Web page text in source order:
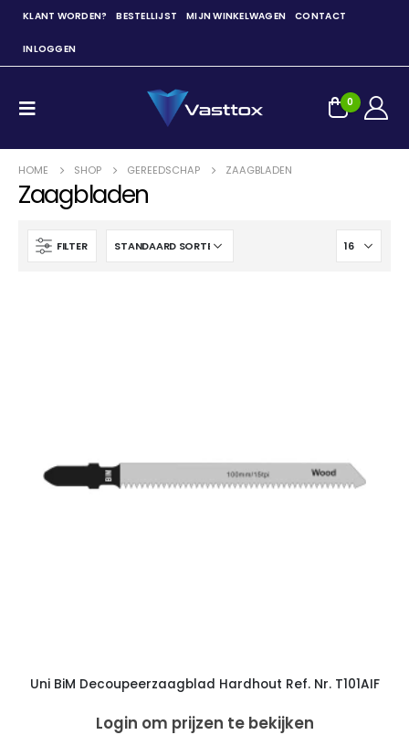
KLANT WORDEN? BESTELLIJST MIJN WINKELWAGEN CONTACT
INLOGGEN
0
HOME SHOP GEREEDSCHAP ZAAGBLADEN
Zaagbladen
FILTER
Uni BiM Decoupeerzaagblad Hardhout Ref. Nr. T101AIF
Login om prijzen te bekijken